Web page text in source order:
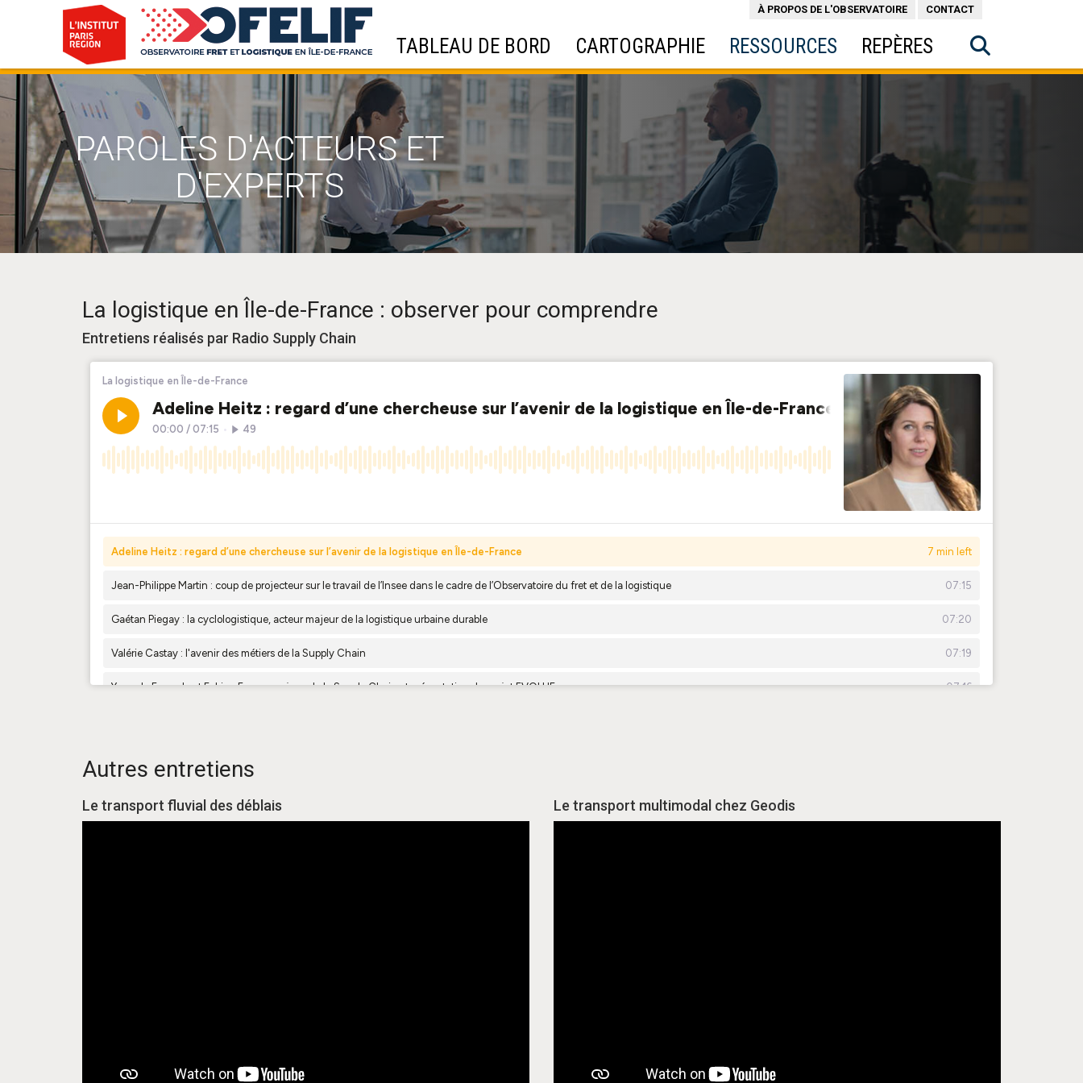
À PROPOS DE L'OBSERVATOIRE CONTACT
TABLEAU DE BORD CARTOGRAPHIE RESSOURCES REPÈRES
PAROLES D'ACTEURS ET
D'EXPERTS
La logistique en Île-de-France : observer pour comprendre
Entretiens réalisés par Radio Supply Chain
Autres entretiens
Le transport fluvial des déblais Le transport multimodal chez Geodis